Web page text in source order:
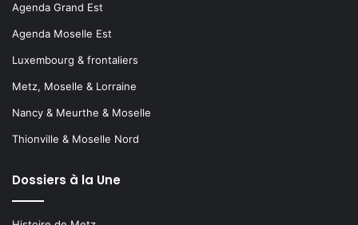
Agenda Grand Est
Agenda Moselle Est
Luxembourg & frontaliers
Metz, Moselle & Lorraine
Nancy & Meurthe & Moselle
Thionville & Moselle Nord
Dossiers à la Une